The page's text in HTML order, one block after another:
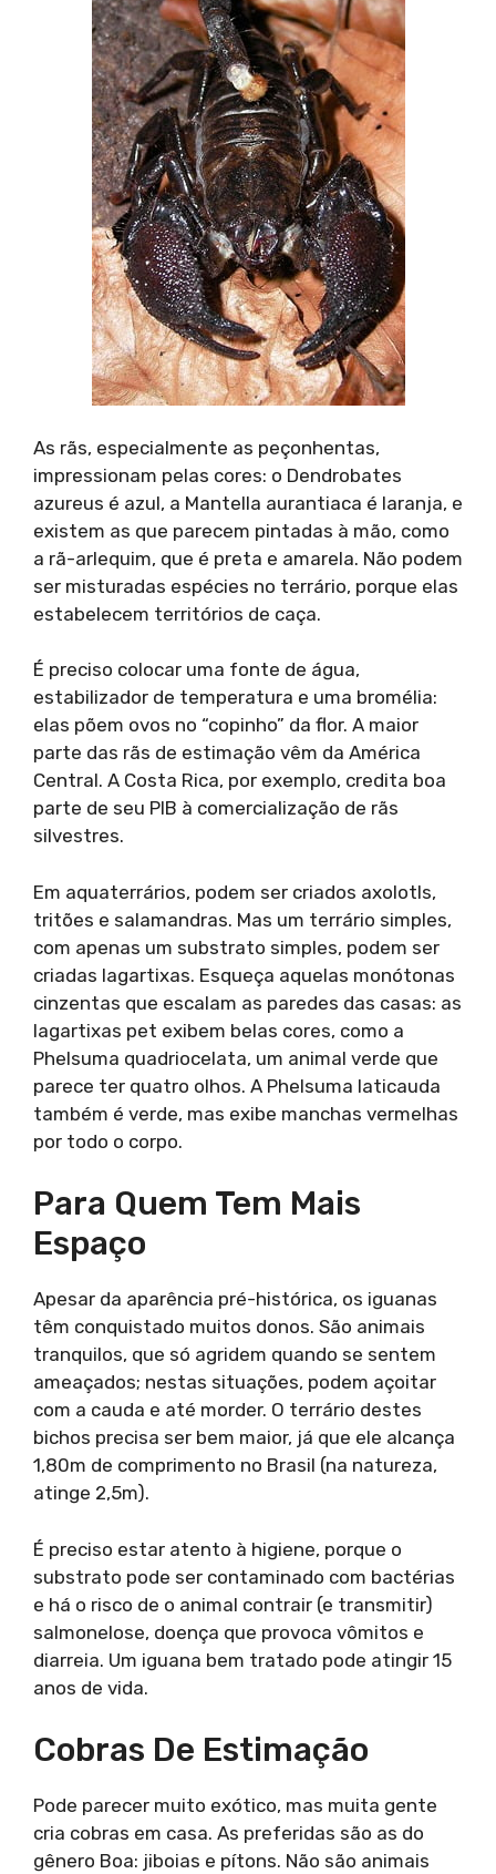
As rãs, especialmente as peçonhentas,
impressionam pelas cores: o Dendrobates
azureus é azul, a Mantella aurantiaca é laranja, e
existem as que parecem pintadas à mão, como
a rã-arlequim, que é preta e amarela. Não podem
ser misturadas espécies no terrário, porque elas
estabelecem territórios de caça.
É preciso colocar uma fonte de água,
estabilizador de temperatura e uma bromélia:
elas põem ovos no “copinho” da flor. A maior
parte das rãs de estimação vêm da América
Central. A Costa Rica, por exemplo, credita boa
parte de seu PIB à comercialização de rãs
silvestres.
Em aquaterrários, podem ser criados axolotls,
tritões e salamandras. Mas um terrário simples,
com apenas um substrato simples, podem ser
criadas lagartixas. Esqueça aquelas monótonas
cinzentas que escalam as paredes das casas: as
lagartixas pet exibem belas cores, como a
Phelsuma quadriocelata, um animal verde que
parece ter quatro olhos. A Phelsuma laticauda
também é verde, mas exibe manchas vermelhas
por todo o corpo.
Para Quem Tem Mais
Espaço
Apesar da aparência pré-histórica, os iguanas
têm conquistado muitos donos. São animais
tranquilos, que só agridem quando se sentem
ameaçados; nestas situações, podem açoitar
com a cauda e até morder. O terrário destes
bichos precisa ser bem maior, já que ele alcança
1,80m de comprimento no Brasil (na natureza,
atinge 2,5m).
É preciso estar atento à higiene, porque o
substrato pode ser contaminado com bactérias
e há o risco de o animal contrair (e transmitir)
salmonelose, doença que provoca vômitos e
diarreia. Um iguana bem tratado pode atingir 15
anos de vida.
Cobras De Estimação
Pode parecer muito exótico, mas muita gente
cria cobras em casa. As preferidas são as do
gênero Boa: jiboias e pítons. Não são animais